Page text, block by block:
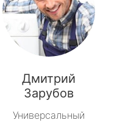
Дмитрий
Зарубов
Универсальный